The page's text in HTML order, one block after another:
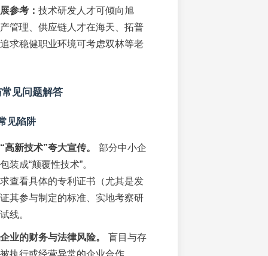
参考： 技术研发人才可倾向旭
管理、供应链人才在海天、拓普
求稳健职业环境可考虑双林等老
见问题解答
见陷阱
新技术”夸大宣传。
部分中小企
装成“颠覆性技术”。
查看具体的专利证书（尤其是发
其参与制定的标准、实地考察研
线。
业的财务与法律风险。
盲目与存
执行或经营异常的企业合作。